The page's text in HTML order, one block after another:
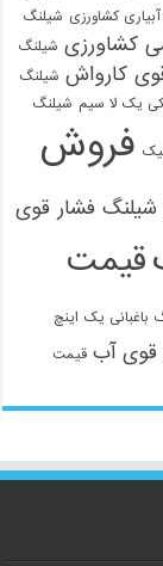
کشاورزی شیلنگ
کشاورزی شیلنگ
کارواش شیلنگ
یک لا سیم شیلنگ
فروش
فشار قوی
قیمت
یک اینچ
قوی آب قیمت